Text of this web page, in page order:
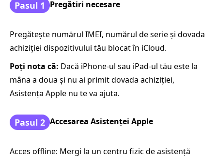
Pasul 1 Pregătiri necesare
Pregătește numărul IMEI, numărul de serie și dovada
achiziției dispozitivului tău blocat în iCloud.
Poți nota că: Dacă iPhone-ul sau iPad-ul tău este la
mâna a doua și nu ai primit dovada achiziției,
Asistența Apple nu te va ajuta.
Pasul 2 Accesarea Asistenței Apple
Acces offline: Mergi la un centru fizic de asistență